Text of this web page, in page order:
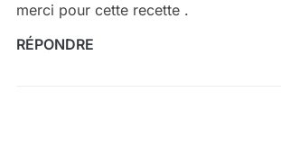
merci pour cette recette .
RÉPONDRE